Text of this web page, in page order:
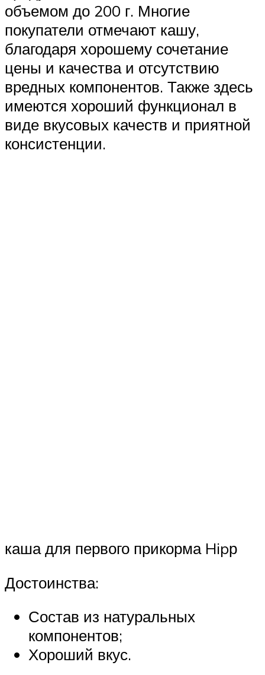
объемом до 200 г. Многие
покупатели отмечают кашу,
благодаря хорошему сочетание
цены и качества и отсутствию
вредных компонентов. Также здесь
имеются хороший функционал в
виде вкусовых качеств и приятной
консистенции.
каша для первого прикорма Hipр
Достоинства:
Состав из натуральных
компонентов;
Хороший вкус.